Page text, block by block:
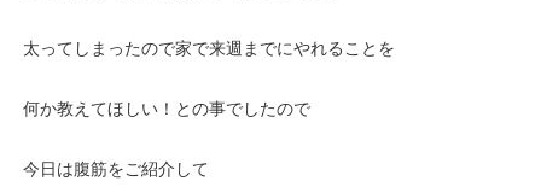
太ってしまったので家で来週までにやれることを
何か教えてほしい！との事でしたので
今日は腹筋をご紹介して